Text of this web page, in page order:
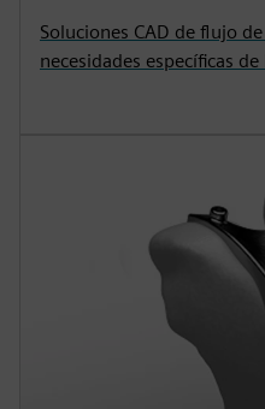
Soluciones CAD de flujo
necesidades específicas